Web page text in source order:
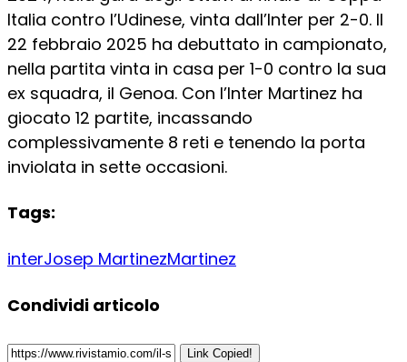
Italia contro l’Udinese, vinta dall’Inter per 2-0. Il
22 febbraio 2025 ha debuttato in campionato,
nella partita vinta in casa per 1-0 contro la sua
ex squadra, il Genoa. Con l’Inter Martinez ha
giocato 12 partite, incassando
complessivamente 8 reti e tenendo la porta
inviolata in sette occasioni.
Tags:
interJosep MartinezMartinez
Condividi articolo
Link Copied!